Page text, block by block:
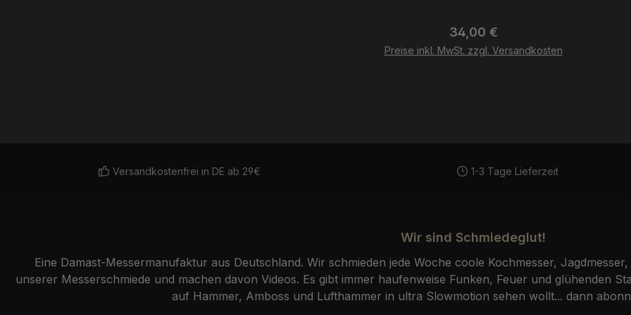
Regulärer Preis:
34,00 €
Preise inkl. MwSt. zzgl. Versandkosten
Versandkostenfrei in DE ab 29€ 1-3 Tage Lieferzeit
Wir sind Schmiedeglut!
Eine Damast-Messermanufaktur aus Deutschland. Wir schmieden jede Woche coole Kochmesser,
unserer Messerschmiede und machen davon Videos. Es gibt immer haufenweise Funken, Feuer und glühenden
auf Hammer, Amboss und Lufthammer in ultra Slowmotion sehen wollt... dann